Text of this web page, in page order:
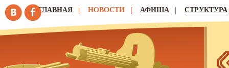
ГЛАВНАЯ НОВОСТИ АФИША СТРУКТУРА